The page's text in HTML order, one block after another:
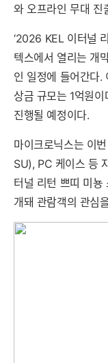
와 오프라인 무대 진
‘2026 KEL 이터널
텍스에서 열리는 개
인 일정에 들어간다.
상금 규모는 1억원
진행될 예정이다.
마이크로닉스는 이
SU), PC 케이스 등
터널 리턴 쁘띠 미뇽
개돼 관람객의 관심